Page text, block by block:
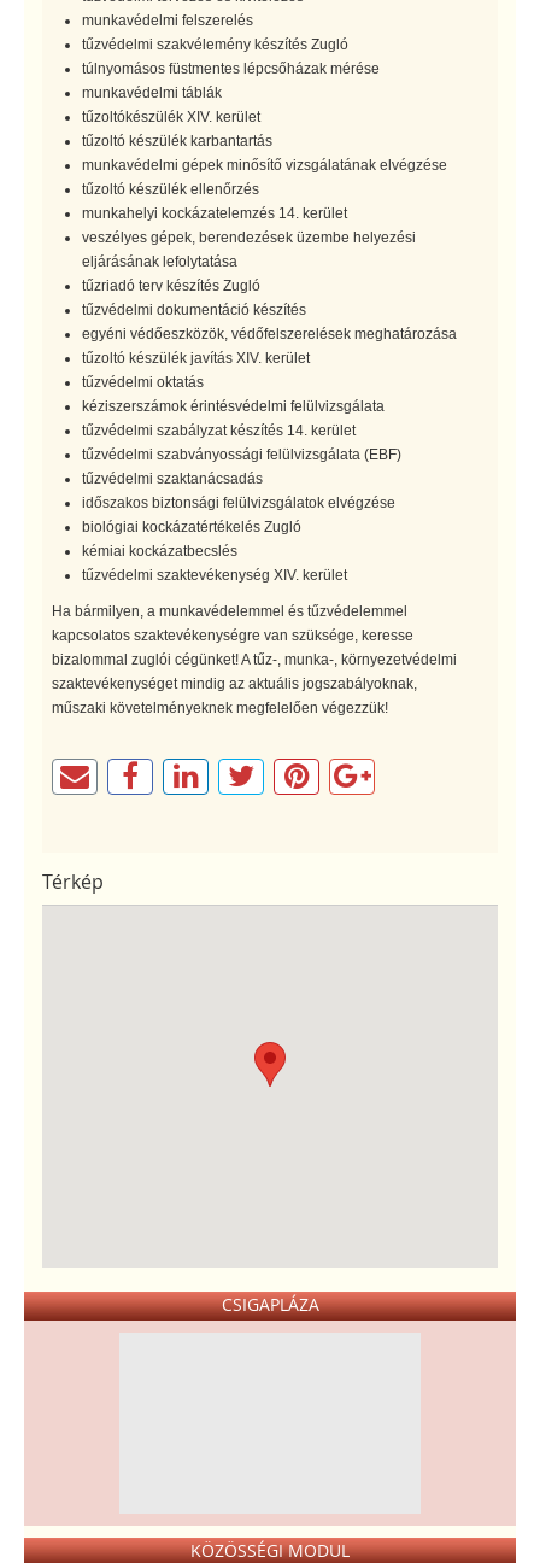
munkavédelmi felszerelés
tűzvédelmi szakvélemény készítés Zugló
túlnyomásos füstmentes lépcsőházak mérése
munkavédelmi táblák
tűzoltókészülék XIV. kerület
tűzoltó készülék karbantartás
munkavédelmi gépek minősítő vizsgálatának elvégzése
tűzoltó készülék ellenőrzés
munkahelyi kockázatelemzés 14. kerület
veszélyes gépek, berendezések üzembe helyezési
eljárásának lefolytatása
tűzriadó terv készítés Zugló
tűzvédelmi dokumentáció készítés
egyéni védőeszközök, védőfelszerelések meghatározása
tűzoltó készülék javítás XIV. kerület
tűzvédelmi oktatás
kéziszerszámok érintésvédelmi felülvizsgálata
tűzvédelmi szabályzat készítés 14. kerület
tűzvédelmi szabványossági felülvizsgálata (EBF)
tűzvédelmi szaktanácsadás
időszakos biztonsági felülvizsgálatok elvégzése
biológiai kockázatértékelés Zugló
kémiai kockázatbecslés
tűzvédelmi szaktevékenység XIV. kerület
Ha bármilyen, a munkavédelemmel és tűzvédelemmel
kapcsolatos szaktevékenységre van szüksége, keresse
bizalommal zuglói cégünket! A tűz-, munka-, környezetvédelmi
szaktevékenységet mindig az aktuális jogszabályoknak,
műszaki követelményeknek megfelelően végezzük!
Térkép
CSIGAPLÁZA
KÖZÖSSÉGI MODUL